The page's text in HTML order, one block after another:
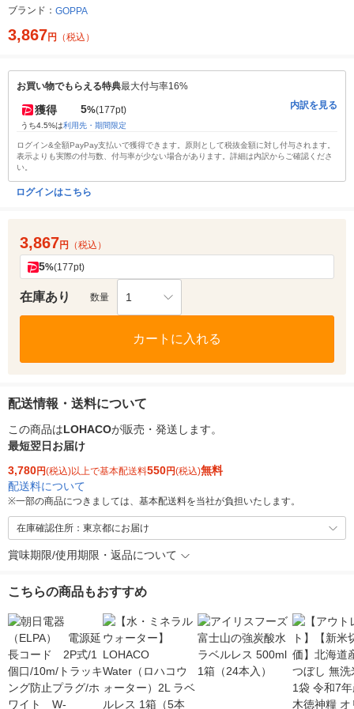
ブランド： GOPPA
3,867円 （税込）
お買い物でもらえる特典最大付与率16%
獲得 5%(177pt)
うち4.5%は利用先・期間限定
内訳を見る
ログイン&全額PayPay支払いで獲得できます。原則として税抜金額に対し付与されます。
表示よりも実際の付与数、付与率が少ない場合があります。詳細は内訳からご確認くださ
い。
ログインはこちら
3,867円 （税込）
5%(177pt)
在庫あり 数量 1
カートに入れる
配送情報・送料について
この商品はLOHACOが販売・発送します。
最短翌日お届け
3,780円(税込)以上で基本配送料550円(税込)無料
配送料について
※一部の商品につきましては、基本配送料を当社が負担いたします。
在庫確認住所：東京都にお届け
賞味期限/使用期限・返品について
こちらの商品もおすすめ